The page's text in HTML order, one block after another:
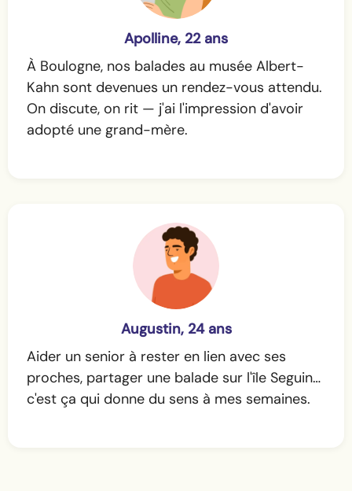
Apolline, 22 ans
À Boulogne, nos balades au musée Albert-
Kahn sont devenues un rendez-vous attendu.
On discute, on rit — j'ai l'impression d'avoir
adopté une grand-mère.
Augustin, 24 ans
Aider un senior à rester en lien avec ses
proches, partager une balade sur l'île Seguin…
c'est ça qui donne du sens à mes semaines.